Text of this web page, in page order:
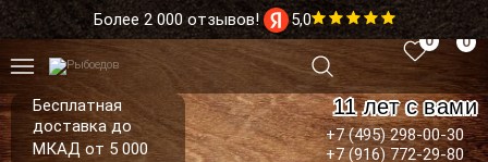
Более 2 000 отзывов! 5,0
Бесплатная
доставка до
МКАД от 5 000
11 лет с вами
+7 (495) 298-00-30
+7 (916) 772-29-80
0 0